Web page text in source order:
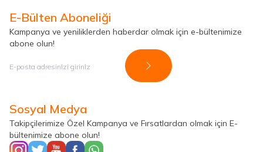
E-Bülten Aboneliği
Kampanya ve yeniliklerden haberdar olmak için e-bültenimize
abone olun!
Kayıt Ol
Sosyal Medya
Takipçilerimize Özel Kampanya ve Fırsatlardan olmak için E-
bültenimize abone olun!